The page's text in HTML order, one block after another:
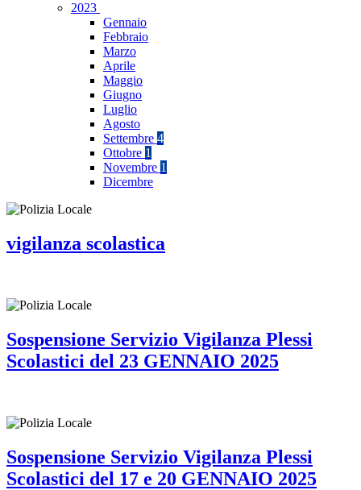
2023
Gennaio
Febbraio
Marzo
Aprile
Maggio
Giugno
Luglio
Agosto
Settembre 4
Ottobre 1
Novembre 1
Dicembre
vigilanza scolastica
Sospensione Servizio Vigilanza Plessi
Scolastici del 23 GENNAIO 2025
Sospensione Servizio Vigilanza Plessi
Scolastici del 17 e 20 GENNAIO 2025